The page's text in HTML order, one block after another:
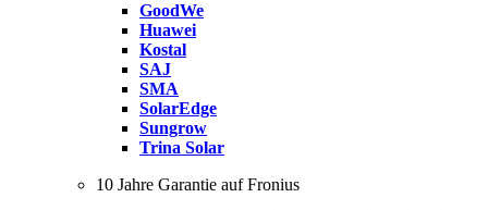
GoodWe
Huawei
Kostal
SAJ
SMA
SolarEdge
Sungrow
Trina Solar
10 Jahre Garantie auf Fronius